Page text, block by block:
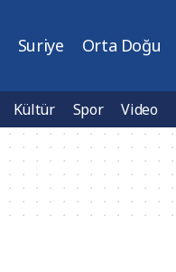
Suriye Orta Doğu
Kültür Spor Video